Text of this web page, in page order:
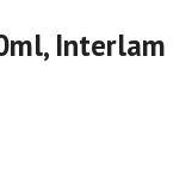
Interlam